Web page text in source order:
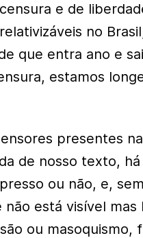
e de
no
que entra ano e
estamos
presentes
de nosso texto,
ou não, e,
não está visível
ou masoquismo,